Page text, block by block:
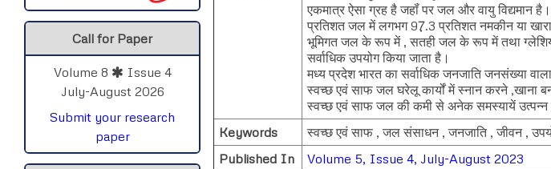
Call for Paper
Volume 8
Issue 4
July-August 2026
Submit your research
paper
एकमात्र ऐसा ग्रह है जहॉं पर जल और वायु विद्यमान
प्रतिशत जल में लगभग 97़़.3 प्रतिशत नमकीन या
भूमिगत जल के रूप में , सतही जल के रूप में तथा ग्लेशियर
सर्वाधिक उपयोग किया जाता है।
मध्य प्रदेश भारत का सर्वाधिक जनजाति जनसंख्या
स्वच्छ एवं साफ जल घरेलू कार्यों में स्नान करने ,खाना
स्वच्छ एवं साफ जल की कमी से अनेक समस्यायें उत्पन्न
Keywords
स्वच्छ एवं साफ , जल संसाधन , जनजाति , जीवन ,
Published In
Volume 5, Issue 4, July-August 2023